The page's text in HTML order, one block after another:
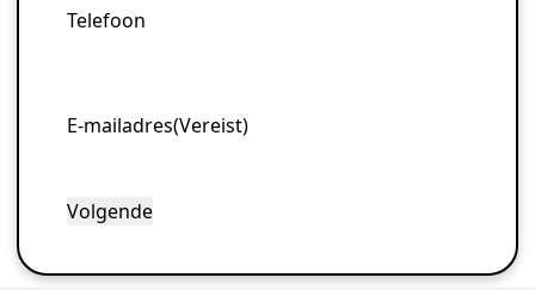
Telefoon
E-mailadres(Vereist)